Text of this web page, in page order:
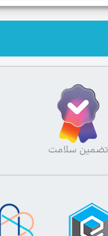
تضمین سلامت